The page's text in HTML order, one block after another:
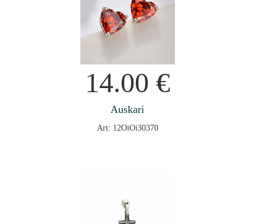
14.00 €
Auskari
Art: 12OiOi30370